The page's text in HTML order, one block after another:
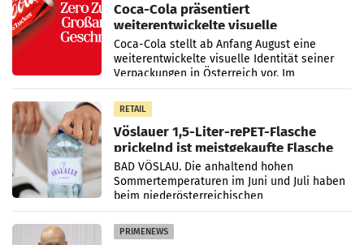
Coca-Cola präsentiert
weiterentwickelte visuelle
Markenidentität
Coca-Cola stellt ab Anfang August eine
weiterentwickelte visuelle Identität seiner
Verpackungen in Österreich vor. Im
Mittelpunkt des Redesigns stehen zentrale
Gestaltungselemente
RETAIL
Vöslauer 1,5-Liter-rePET-Flasche
prickelnd ist meistgekaufte Flasche
Österreichs
BAD VÖSLAU. Die anhaltend hohen
Sommertemperaturen im Juni und Juli haben
beim niederösterreichischen
Getränkehersteller Vöslauer zu deutlichen
Absatzzuwächsen geführt. Während
PRIMENEWS